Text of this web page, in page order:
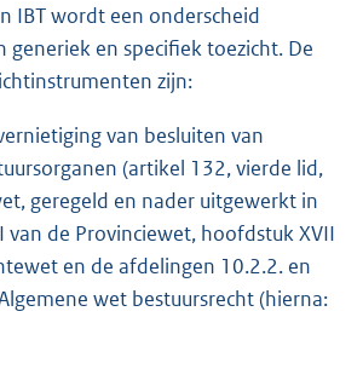
IBT wordt een onderscheid
generiek en specifiek toezicht. De
zijn:
van besluiten van
(artikel 132, vierde lid,
geregeld en nader uitgewerkt in
van de Provinciewet, hoofdstuk XVII
en de afdelingen 10.2.2. en
wet bestuursrecht (hierna: